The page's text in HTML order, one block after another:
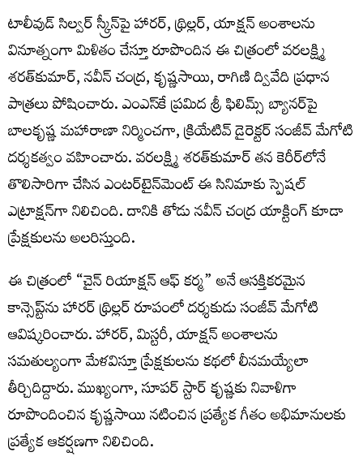
టాలీవుడ్ సిల్వర్ స్క్రీన్‌పై హారర్, థ్రిల్లర్, యాక్షన్ అంశాలను
వినూత్నంగా మిళితం చేస్తూ రూపొందిన ఈ చిత్రంలో వరలక్ష్మి
శరత్‌కుమార్, నవీన్ చంద్ర, కృష్ణసాయి, రాగిణి ద్వివేది ప్రధాన
పాత్రలు పోషించారు. ఎంఎస్‌కే ప్రమిద శ్రీ ఫిలిమ్స్ బ్యానర్‌పై
బాలకృష్ణ మహారాణా నిర్మించగా, క్రియేటివ్ డైరెక్టర్ సంజీవ్ మేగోటి
దర్శకత్వం వహించారు. వరలక్ష్మి శరత్‌కుమార్ త‌న కెరీర్‌లోనే
తొలిసారిగా చేసిన ఎంట‌ర్‌టైన్‌మెంట్ ఈ సినిమాకు స్పెష‌ల్
ఎట్రాక్ష‌న్‌గా నిలిచింది. దానికి తోడు నవీన్ చంద్ర యాక్టింగ్ కూడా
ప్రేక్ష‌కుల‌ను అల‌రిస్తుంది.
ఈ చిత్రంలో “చైన్ రియాక్షన్ ఆఫ్ కర్మ” అనే ఆసక్తికరమైన
కాన్సెప్ట్‌ను హారర్ థ్రిల్లర్ రూపంలో దర్శకుడు సంజీవ్ మేగోటి
ఆవిష్కరించారు. హారర్, మిస్టరీ, యాక్షన్ అంశాలను
సమతుల్యంగా మేళవిస్తూ ప్రేక్షకులను కథలో లీనమయ్యేలా
తీర్చిదిద్దారు. ముఖ్యంగా, సూపర్ స్టార్ కృష్ణకు నివాళిగా
రూపొందించిన కృష్ణసాయి నటించిన ప్రత్యేక గీతం అభిమానులకు
ప్రత్యేక ఆకర్షణగా నిలిచింది.